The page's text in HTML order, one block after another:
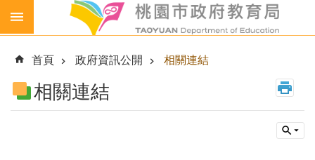
跳到主要內容區塊
生
鮮
乳
首頁 政府資訊公開 相關連結
相關連結